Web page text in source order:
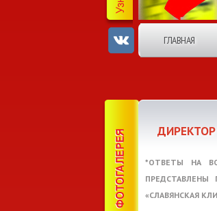
ГЛАВНАЯ
*ОТВЕТЫ НА
«СЛАВЯНСКАЯ